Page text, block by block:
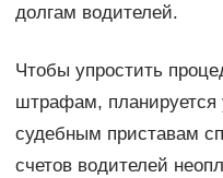
долгам водителей.
Чтобы упростить
штрафам, планируется
судебным приставам
счетов водителей